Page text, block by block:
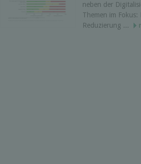
neben der
Themen im Fokus:
Reduzierung ...